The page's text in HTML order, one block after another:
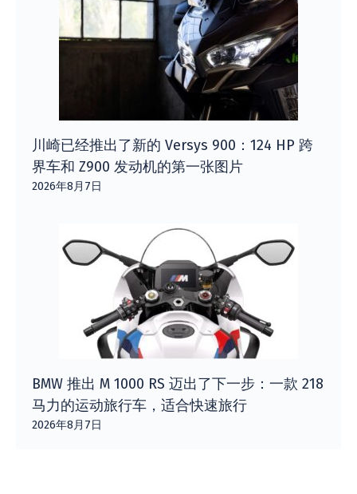
川崎已经推出了新的 Versys 900：124 HP 跨
界车和 Z900 发动机的第一张图片
2026年8月7日
BMW 推出 M 1000 RS 迈出了下一步：一款 218
马力的运动旅行车，适合快速旅行
2026年8月7日